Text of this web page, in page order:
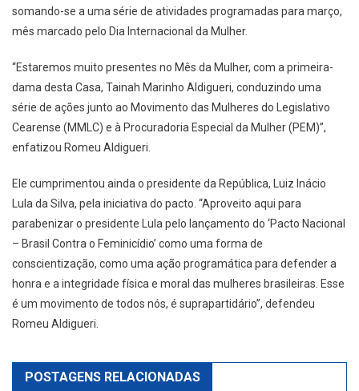
somando-se a uma série de atividades programadas para março,
mês marcado pelo Dia Internacional da Mulher.
“Estaremos muito presentes no Mês da Mulher, com a primeira-
dama desta Casa, Tainah Marinho Aldigueri, conduzindo uma
série de ações junto ao Movimento das Mulheres do Legislativo
Cearense (MMLC) e à Procuradoria Especial da Mulher (PEM)”,
enfatizou Romeu Aldigueri.
Ele cumprimentou ainda o presidente da República, Luiz Inácio
Lula da Silva, pela iniciativa do pacto. “Aproveito aqui para
parabenizar o presidente Lula pelo lançamento do ‘Pacto Nacional
– Brasil Contra o Feminicídio’ como uma forma de
conscientização, como uma ação programática para defender a
honra e a integridade física e moral das mulheres brasileiras. Esse
é um movimento de todos nós, é suprapartidário”, defendeu
Romeu Aldigueri.
POSTAGENS RELACIONADAS